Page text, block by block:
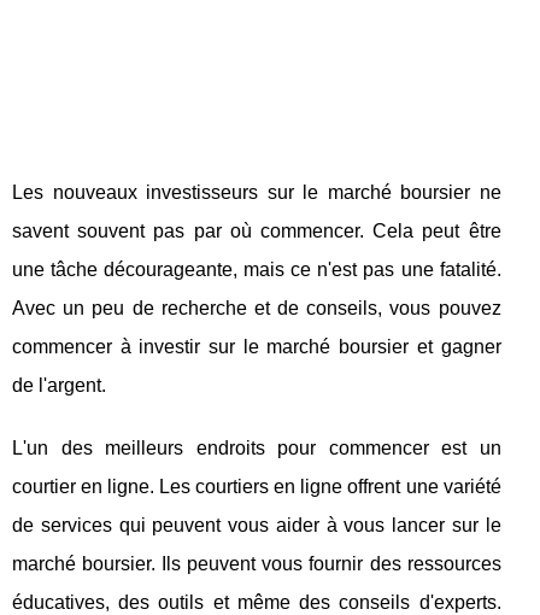
Les nouveaux investisseurs sur le marché boursier ne
savent souvent pas par où commencer. Cela peut être
une tâche décourageante, mais ce n'est pas une fatalité.
Avec un peu de recherche et de conseils, vous pouvez
commencer à investir sur le marché boursier et gagner
de l'argent.
L'un des meilleurs endroits pour commencer est un
courtier en ligne. Les courtiers en ligne offrent une variété
de services qui peuvent vous aider à vous lancer sur le
marché boursier. Ils peuvent vous fournir des ressources
éducatives, des outils et même des conseils d'experts.